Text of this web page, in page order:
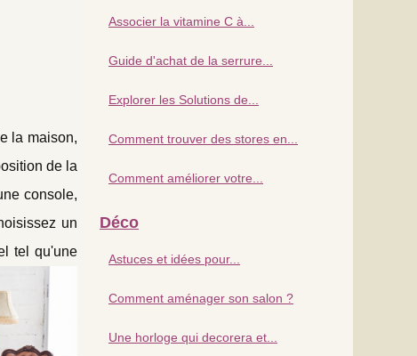
la maison,
de la
console,
un
tel qu'une
Associer la vitamine C à...
Guide d'achat de la serrure...
Explorer les Solutions de...
Comment trouver des stores en...
Comment améliorer votre...
Déco
Astuces et idées pour...
Comment aménager son salon ?
Une horloge qui decorera et...